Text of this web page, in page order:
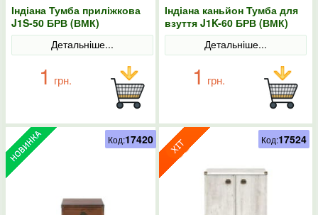
Індіана Тумба приліжкова
J1S-50 БРВ (ВМК)
Детальніше...
1 грн.
Індіана каньйон Тумба для
взуття J1K-60 БРВ (ВМК)
Детальніше...
1 грн.
Код:17420 Код:17524